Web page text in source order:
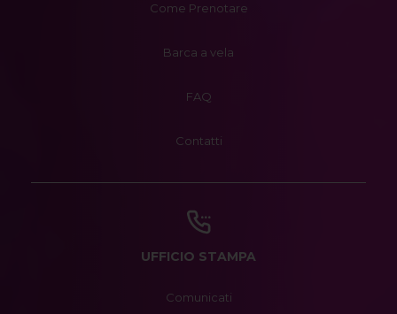
Come Prenotare
Barca a vela
FAQ
Contatti
UFFICIO STAMPA
Comunicati